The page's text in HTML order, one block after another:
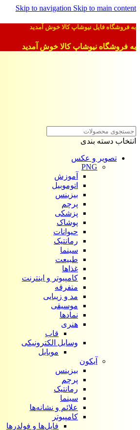
Skip to navigation Skip to main content
به فروشگاه فایل نیوشاپ کالا خوش آمدید
به فروشگاه نیوشاپ کالا خوش آمدید
انتخاب دسته بندی
تصویر و عکس
PNG
آموزش
اتوموبیل
بیزینس
پرچم
پزشکی
پوشاک
حیوانات
رمانتیک
سینما
طبیعت
غذاها
کامپیوتر و اینترنت
متفرقه
مد و زیبایی
موسیقی
نمادها
هنری
قاب
وسایل الکترونیکی
موبایل
آیکون‌
بیزینس
پرچم
رمانتیک
سینما
علائم و نشانه‌ها
کامپیوتر
فایل‌ها و فولدرها